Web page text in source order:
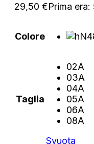
29,50 €Prima era:
Colore
Taglia
02A
03A
04A
05A
06A
08A
Svuota